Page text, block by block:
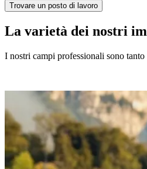
Trovare un posto di lavoro
La varietà dei nostri
I nostri campi professionali sono